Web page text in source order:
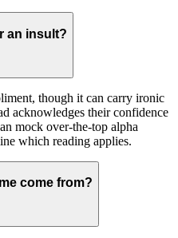
an insult?
though it can carry ironic
acknowledges their confidence
mock over-the-top alpha
which reading applies.
come from?